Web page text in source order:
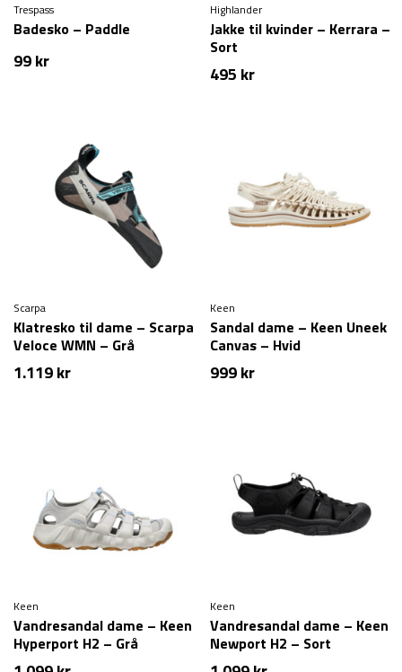
Trespass
Badesko – Paddle
99kr
Highlander
Jakke til kvinder – Kerrara –
Sort
495 kr
Scarpa
Klatresko til dame – Scarpa
Veloce WMN – Grå
1.119kr
Keen
Sandal dame – Keen Uneek
Canvas – Hvid
999kr
Keen
Vandresandal dame – Keen
Hyperport H2 – Grå
Keen
Vandresandal dame – Keen
Newport H2 – Sort